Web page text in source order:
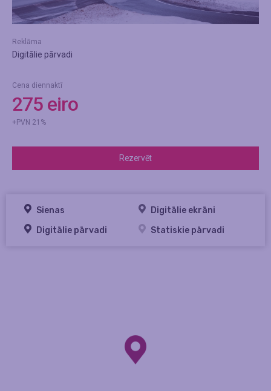
Reklāma
Digitālie pārvadi
Cena diennaktī
275 eiro
+PVN 21%
Rezervēt
Sienas
Digitālie ekrāni
Digitālie pārvadi
Statiskie pārvadi